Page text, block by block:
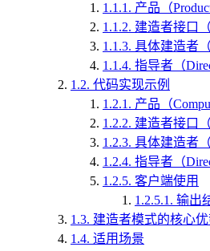
1.1.1. 产品（Product
1.1.2. 建造者接口（
1.1.3. 具体建造者（
1.1.4. 指导者（
1.2. 代码实现示例
1.2.1. 产品（
1.2.2. 建造者接口（
1.2.3. 具体建造者
1.2.4. 指导者（
1.2.5. 客户端使用
1.2.5.1. 输出
1.3. 建造者模式的核心
1.4. 适用场景